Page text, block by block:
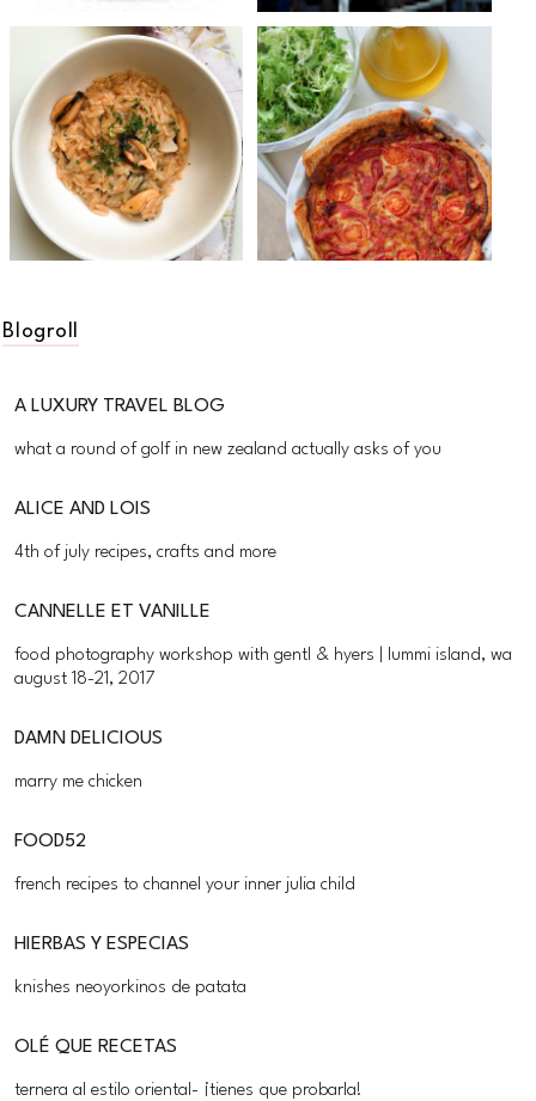
Blogroll
A LUXURY TRAVEL BLOG
what a round of golf in new zealand actually asks of you
ALICE AND LOIS
4th of july recipes, crafts and more
CANNELLE ET VANILLE
food photography workshop with gentl & hyers | lummi island, wa
august 18-21, 2017
DAMN DELICIOUS
marry me chicken
FOOD52
french recipes to channel your inner julia child
HIERBAS Y ESPECIAS
knishes neoyorkinos de patata
OLÉ QUE RECETAS
ternera al estilo oriental- ¡tienes que probarla!